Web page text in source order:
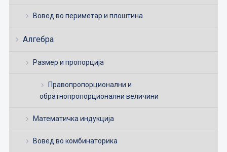
Вовед во периметар и плоштина
Алгебра
Размер и пропорција
Правопропорционални и
обратнопропорционални величини
Математичка индукција
Вовед во комбинаторика